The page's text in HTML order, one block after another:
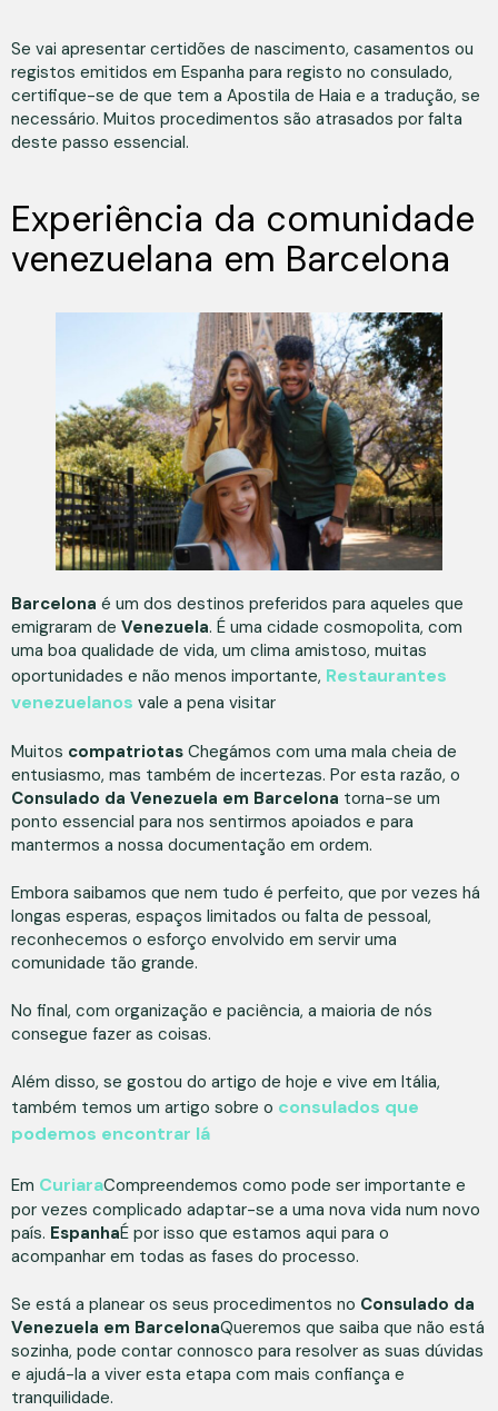
Se vai apresentar certidões de nascimento, casamentos ou
registos emitidos em Espanha para registo no consulado,
certifique-se de que tem a Apostila de Haia e a tradução, se
necessário. Muitos procedimentos são atrasados por falta
deste passo essencial.
Experiência da comunidade
venezuelana em Barcelona
Barcelona é um dos destinos preferidos para aqueles que
emigraram de Venezuela. É uma cidade cosmopolita, com
uma boa qualidade de vida, um clima amistoso, muitas
oportunidades e não menos importante, Restaurantes
venezuelanos vale a pena visitar
Muitos compatriotas Chegámos com uma mala cheia de
entusiasmo, mas também de incertezas. Por esta razão, o
Consulado da Venezuela em Barcelona torna-se um
ponto essencial para nos sentirmos apoiados e para
mantermos a nossa documentação em ordem.
Embora saibamos que nem tudo é perfeito, que por vezes há
longas esperas, espaços limitados ou falta de pessoal,
reconhecemos o esforço envolvido em servir uma
comunidade tão grande.
No final, com organização e paciência, a maioria de nós
consegue fazer as coisas.
Além disso, se gostou do artigo de hoje e vive em Itália,
também temos um artigo sobre o consulados que
podemos encontrar lá
Em CuriaraCompreendemos como pode ser importante e
por vezes complicado adaptar-se a uma nova vida num novo
país. EspanhaÉ por isso que estamos aqui para o
acompanhar em todas as fases do processo.
Se está a planear os seus procedimentos no Consulado da
Venezuela em BarcelonaQueremos que saiba que não está
sozinha, pode contar connosco para resolver as suas dúvidas
e ajudá-la a viver esta etapa com mais confiança e
tranquilidade.